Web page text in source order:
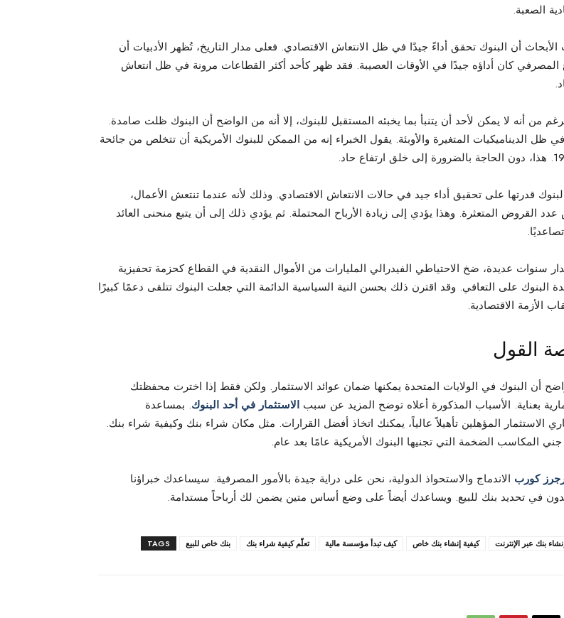
الصعبة.
أن البنوك تحقق أداءً جيدًا في ظل الانتعاش الاقتصادي. فعلى مدار التاريخ، تُظهر الأدبيات أن
المصرفي كان أداؤه جيدًا في الأوقات العصيبة. فقد ظهر كأحد أكثر القطاعات مرونة في ظل انتعاش
من أنه لا يمكن لأحد أن يتنبأ بما يخبئه المستقبل للبنوك، إلا أنه من الواضح أن البنوك ظلت صامدة.
ظل الديناميكيات المتغيرة والأوبئة. يقول الخبراء إنه من الممكن للبنوك الأمريكية أن تتخلص من جائحة
قدرتها على تحقيق أداء جيد في حالات الانتعاش الاقتصادي. وذلك لأنه عندما تنتعش الأعمال،
القروض المتعثرة. وهذا يؤدي إلى زيادة الأرباح المحتملة. ثم يؤدي ذلك إلى أن يتبع منحنى العائد
سنوات عديدة، ضخ الاحتياطي الفيدرالي المليارات من الأموال النقدية في القطاع كحزمة تحفيزية
البنوك على التعافي. وقد اقترن ذلك بحسن النية السياسية الدائمة التي جعلت البنوك تتلقى دعمًا كبيرًا
الأزمة الاقتصادية.
القول
أن البنوك في الولايات المتحدة يمكنها ضمان عوائد الاستثمار. ولكن فقط إذا اخترت محفظتك
بعناية. الأسباب المذكورة أعلاه توضح المزيد عن سبب الاستثمار في أحد البنوك. بمساعدة
الاستثمار المؤهلين تأهيلاً عالياً، يمكنك اتخاذ أفضل القرارات. مثل مكان شراء بنك وكيفية شراء بنك.
المكاسب الضخمة التي تجنيها البنوك الأمريكية عامًا بعد عام.
كورب الاندماج والاستحواذ الدولية، نحن على دراية جيدة بالأمور المصرفية. سيساعدك خبراؤنا
في تحديد بنك للبيع. ويساعدك أيضاً على وضع أساس متين يضمن لك أرباحاً مستدامة.
TAGS بنك خاص للبيع تعلّم كيفية شراء بنك كيف تبدأ مؤسسة مالية كيفية إنشاء بنك خاص بنك عبر الإنترنت